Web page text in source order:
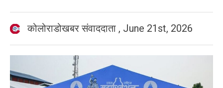
कोलोराडोखबर संवाददाता , June 21st, 2026